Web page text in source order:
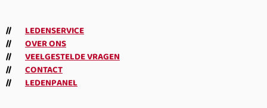
LEDENSERVICE
OVER ONS
VEELGESTELDE VRAGEN
CONTACT
LEDENPANEL